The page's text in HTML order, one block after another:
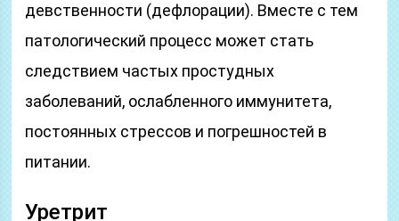
девственности (дефлорации). Вместе с тем
патологический процесс может стать
следствием частых простудных
заболеваний, ослабленного иммунитета,
постоянных стрессов и погрешностей в
питании.
Уретрит